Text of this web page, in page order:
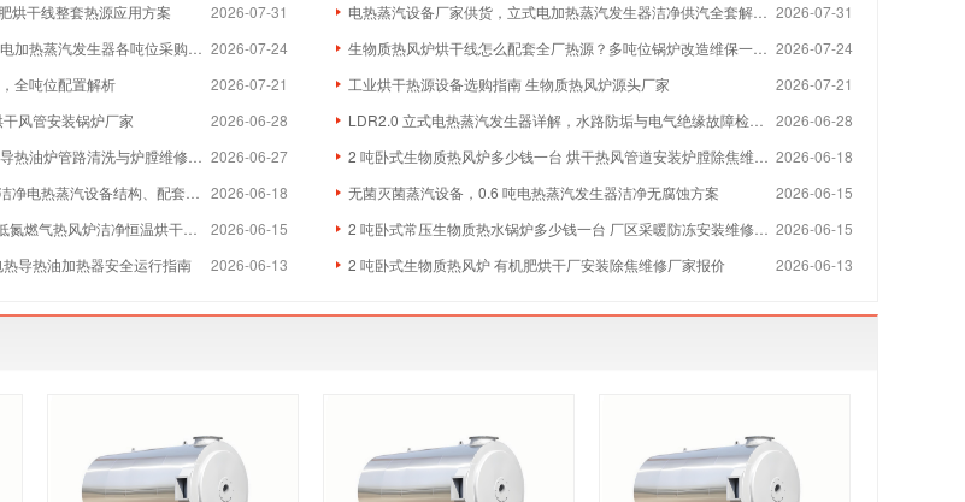
2026-07-31
烘干线整套热源应用方案 2026-07-31
电热蒸汽设备厂家供货，立式电加热蒸汽发生器洁净供汽全套解决方案
2026-07-24
蒸汽发生器各吨位采购成本分析 2026-07-24
生物质热风炉烘干线怎么配套全厂热源？多吨位锅炉改造维保一站式方案
2026-07-21
全吨位配置解析 2026-07-21
工业烘干热源设备选购指南 生物质热风炉源头厂家
2026-06-28
风管安装锅炉厂家 2026-06-28
LDR2.0 立式电热蒸汽发生器详解，水路防垢与电气绝缘故障检修指南
2026-06-27
炉管路清洗与炉膛维修实体厂家 2026-06-18
2 吨卧式生物质热风炉多少钱一台 烘干热风管道安装炉膛除焦维修厂家
2026-06-18
汽设备结构、配套与维保全指南 2026-06-15
无菌灭菌蒸汽设备，0.6 吨电热蒸汽发生器洁净无腐蚀方案
2026-06-15
燃气热风炉洁净恒温烘干方案 2026-06-15
2 吨卧式常压生物质热水锅炉多少钱一台 厂区采暖防冻安装维修厂家
2026-06-13
导热油加热器安全运行指南 2026-06-13
2 吨卧式生物质热风炉 有机肥烘干厂安装除焦维修厂家报价